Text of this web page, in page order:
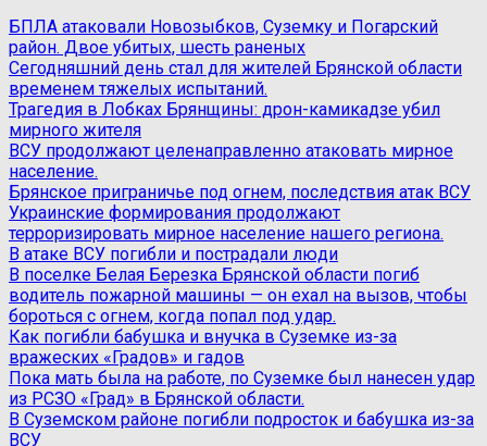
БПЛА атаковали Новозыбков, Суземку и Погарский
район. Двое убитых, шесть раненых
Сегодняшний день стал для жителей Брянской области
временем тяжелых испытаний.
Трагедия в Лобках Брянщины: дрон-камикадзе убил
мирного жителя
ВСУ продолжают целенаправленно атаковать мирное
население.
Брянское приграничье под огнем, последствия атак ВСУ
Украинские формирования продолжают
терроризировать мирное население нашего региона.
В атаке ВСУ погибли и пострадали люди
В поселке Белая Березка Брянской области погиб
водитель пожарной машины — он ехал на вызов, чтобы
бороться с огнем, когда попал под удар.
Как погибли бабушка и внучка в Суземке из-за
вражеских «Градов» и гадов
Пока мать была на работе, по Суземке был нанесен удар
из РСЗО «Град» в Брянской области.
В Суземском районе погибли подросток и бабушка из-за
ВСУ